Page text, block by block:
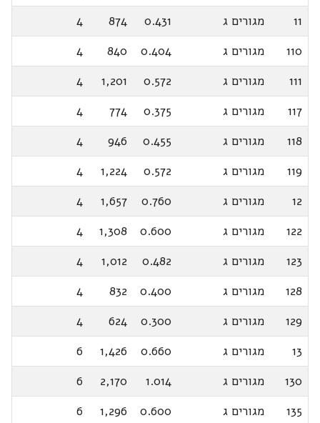
11
מגורים ג 0.431
874
4
110
מגורים ג 0.404
840
4
111
מגורים ג 0.572
1,201
4
117
מגורים ג 0.375
774
4
118
מגורים ג 0.455
946
4
119
מגורים ג 0.572
1,224
4
12
מגורים ג 0.760
1,657
4
122
מגורים ג 0.600
1,308
4
123
מגורים ג 0.482
1,012
4
128
מגורים ג 0.400
832
4
129
מגורים ג 0.300
624
4
13
מגורים ג 0.660
1,426
6
130
מגורים ג 1.014
2,170
6
135
מגורים ג 0.600
1,296
6